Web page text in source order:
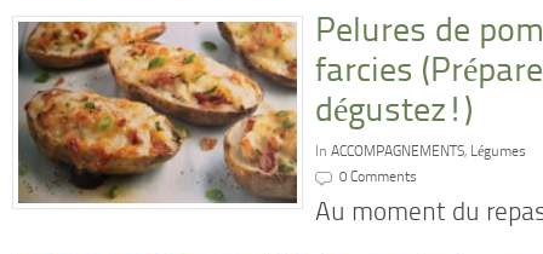
Pelures de
farcies
dégustez!)
In ACCOMPAGNEMENTS, Légumes
0 Comments
Au moment du